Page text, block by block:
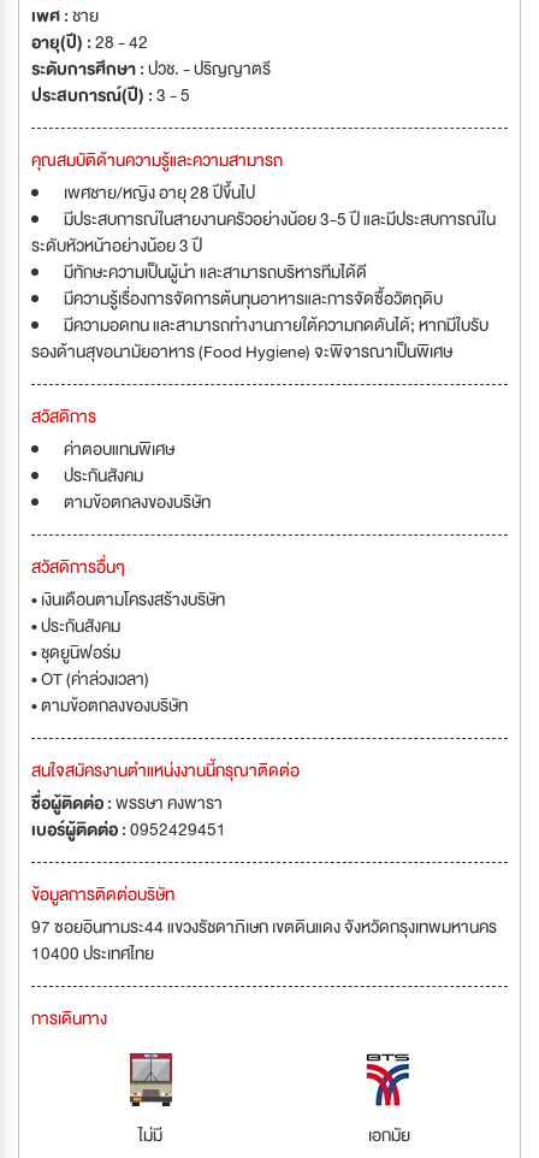
เพศ :ชาย
อายุ(ปี) :28 - 42
ระดับการศึกษา :ปวช. - ปริญญาตรี
ประสบการณ์(ปี) :3 - 5
คุณสมบัติด้านความรู้และความสามารถ
เพศชาย/หญิง อายุ 28 ปีขึ้นไป
มีประสบการณ์ในสายงานครัวอย่างน้อย 3-5 ปี และมีประสบการณ์ใน
ระดับหัวหน้าอย่างน้อย 3 ปี
มีทักษะความเป็นผู้นำ และสามารถบริหารทีมได้ดี
มีความรู้เรื่องการจัดการต้นทุนอาหารและการจัดซื้อวัตถุดิบ
มีความอดทน และสามารถทำงานภายใต้ความกดดันได้; หากมีใบรับ
รองด้านสุขอนามัยอาหาร (Food Hygiene) จะพิจารณาเป็นพิเศษ
สวัสดิการ
ค่าตอบแทนพิเศษ
ประกันสังคม
ตามข้อตกลงของบริษัท
สวัสดิการอื่นๆ
• เงินเดือนตามโครงสร้างบริษัท
• ประกันสังคม
• ชุดยูนิฟอร์ม
• OT (ค่าล่วงเวลา)
• ตามข้อตกลงของบริษัท
สนใจสมัครงานตำแหน่งงานนี้กรุณาติดต่อ
ชื่อผู้ติดต่อ :พรรษา คงพารา
เบอร์ผู้ติดต่อ :0952429451
ข้อมูลการติดต่อบริษัท
97 ซอยอินทามระ44 แขวงรัชดาภิเษก เขตดินแดง จังหวัดกรุงเทพมหานคร
10400 ประเทศไทย
การเดินทาง
ไม่มี เอกมัย